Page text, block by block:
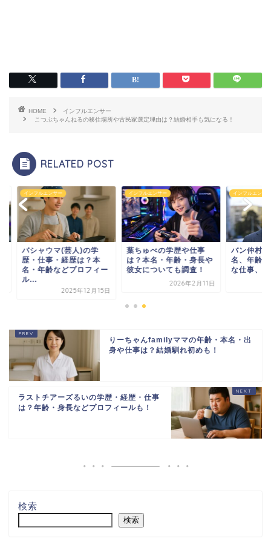
HOME
インフルエンサー
こつぶちゃんねるの移住場所や古民家選定理由は？結婚相手も気になる！
RELATED POST
ルエンサー
ャウマ(芸人)の学
仕事・経歴は？本
年齢などプロフィー
2025年12月15日
インフルエンサー
葉ちゅべの学歴や仕事
は？本名・年齢・身長や
彼女についても調査！
2026年2月11日
インフルエンサー
バン仲村の家族構成
名、年齢は？学歴や
な仕事、経歴も紹介
りーちゃんfamilyママの年齢・本名・出
身や仕事は？結婚馴れ初めも！
ラストチアーズるいの学歴・経歴・仕事
は？年齢・身長などプロフィールも！
検索
検索